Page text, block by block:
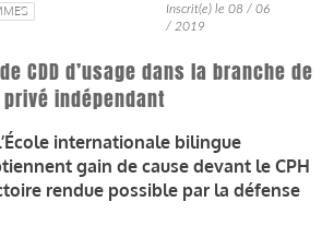
Inscrit(e) le 08 / 06
/ 2019
CDD d’usage dans la branche de
indépendant
internationale bilingue
gain de cause devant le CPH
rendue possible par la défense